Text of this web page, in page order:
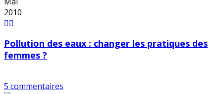
2010
Pollution des eaux : changer les pratiques des
femmes ?
5 commentaires